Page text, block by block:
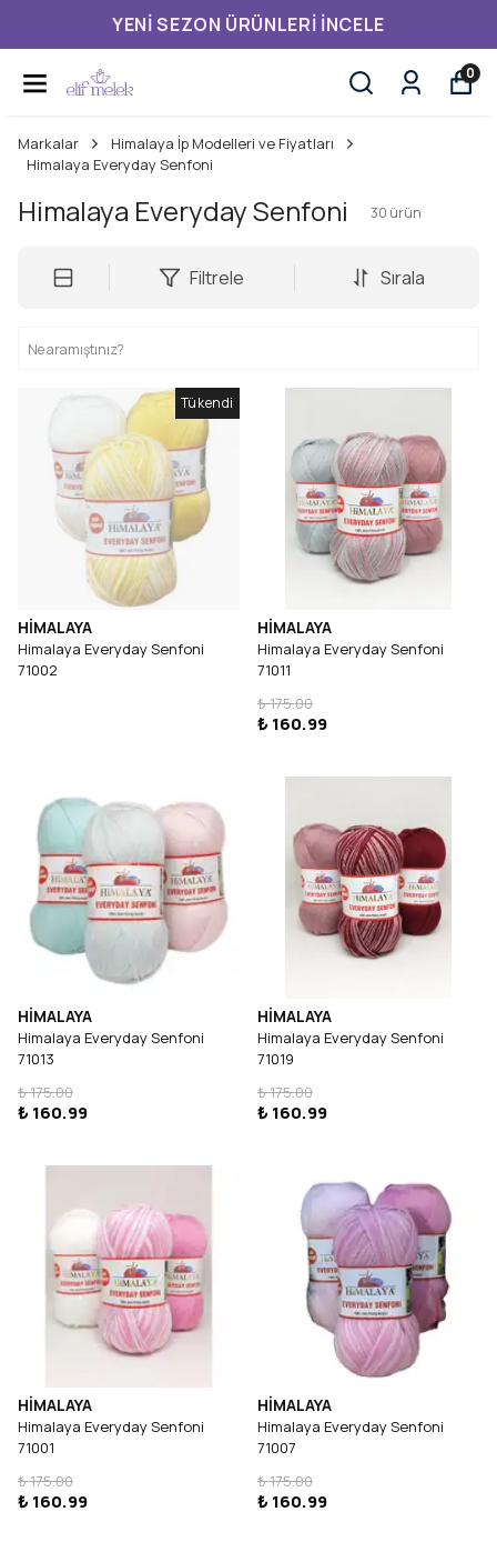
YENI SEZON ÜRÜNLERI İNCELE
0
Markalar
Himalaya İp Modelleri ve Fiyatları
Himalaya Everyday Senfoni
Himalaya Everyday Senfoni 30 ürün
Filtrele Sırala
Tükendi
HİMALAYA
Himalaya Everyday Senfoni
71002
HİMALAYA
Himalaya Everyday Senfoni
71011
₺ 175.00
₺ 160.99
HİMALAYA
Himalaya Everyday Senfoni
71013
₺ 175.00
₺ 160.99
HİMALAYA
Himalaya Everyday Senfoni
71019
₺ 175.00
₺ 160.99
HİMALAYA
Himalaya Everyday Senfoni
71001
₺ 175.00
₺ 160.99
HİMALAYA
Himalaya Everyday Senfoni
71007
₺ 175.00
₺ 160.99